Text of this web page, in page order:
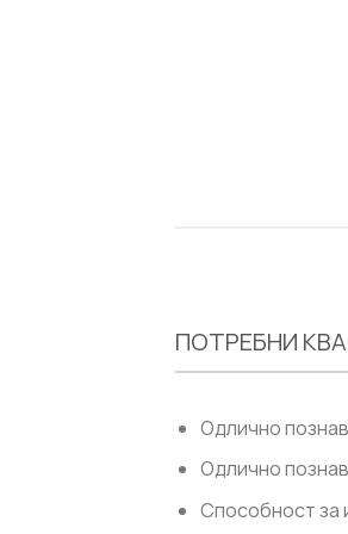
ПОТРЕБНИ
Одлично
Одлично
Способност за